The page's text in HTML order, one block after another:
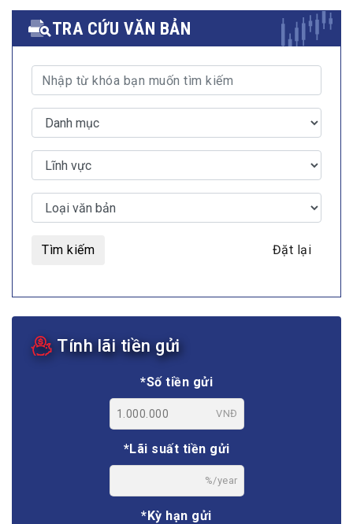
TRA CỨU VĂN BẢN
Tìm kiếm Đặt lại
Tính lãi tiền gửi
*Số tiền gửi
VNĐ
*Lãi suất tiền gửi
%/year
*Kỳ hạn gửi